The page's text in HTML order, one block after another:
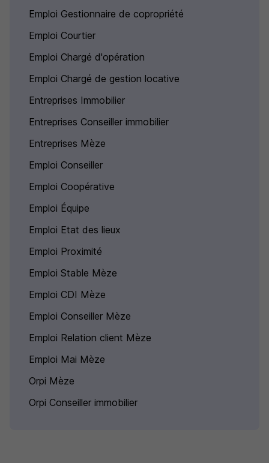
Emploi Gestionnaire de copropriété
Emploi Courtier
Emploi Chargé d'opération
Emploi Chargé de gestion locative
Entreprises Immobilier
Entreprises Conseiller immobilier
Entreprises Mèze
Emploi Conseiller
Emploi Coopérative
Emploi Équipe
Emploi Etat des lieux
Emploi Proximité
Emploi Stable Mèze
Emploi CDI Mèze
Emploi Conseiller Mèze
Emploi Relation client Mèze
Emploi Mai Mèze
Orpi Mèze
Orpi Conseiller immobilier